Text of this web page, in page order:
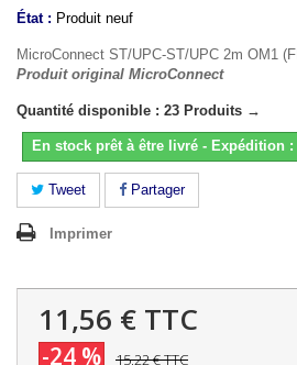
État : Produit neuf
MicroConnect ST/UPC-ST/UPC 2m OM1
Produit original MicroConnect
Quantité disponible : 23 Produits →
En stock prêt à être livré - Expédition
Tweet Partager
Imprimer
11,56 € TTC
-24 % 15,22 €TTC